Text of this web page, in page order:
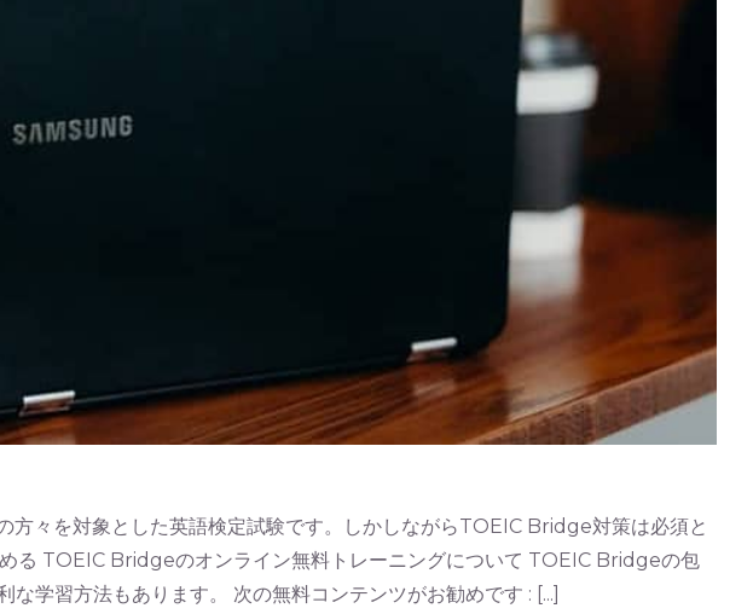
々を対象とした英語検定試験です。しかしながらTOEIC Bridge対策は必須と
る TOEIC Bridgeのオンライン無料トレーニングについて TOEIC Bridgeの包
学習方法もあります。 次の無料コンテンツがお勧めです : [...]